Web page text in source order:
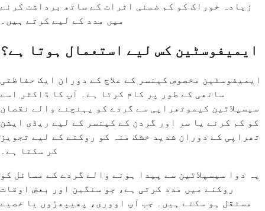
زیادہ خوراک کو کم ضمنی اثرات کے ساتھ برداشت کرنے
میں مدد کے لیے کرتے ہیں۔
ایمیفوسٹین کس لیے استعمال ہوتا ہے؟
ایمیفوسٹین مخصوص کینسر کے علاج کے دوران ایک حفاظتی
ساتھی کے طور پر کام کرتا ہے۔ آپ کا ڈاکٹر اسے
سیسپلاٹین کیموتھراپی سے گردے کو پہنچنے والے نقصان
کو کم کرنے یا سر اور گردن کے کینسر کے لیے ریڈی ایشن
تھراپی کے دوران شدید خشک منہ کو روکنے کے لیے تجویز
کر سکتا ہے۔
یہ دوا سیسپلاٹین سے پیدا ہونے والے گردے کے مسائل کو
روکنے میں مدد کرتی ہے، جو سنگین اور بعض اوقات
مستقل ہو سکتے ہیں۔ جب آپ اووری، پھیپھڑوں یا خصیے